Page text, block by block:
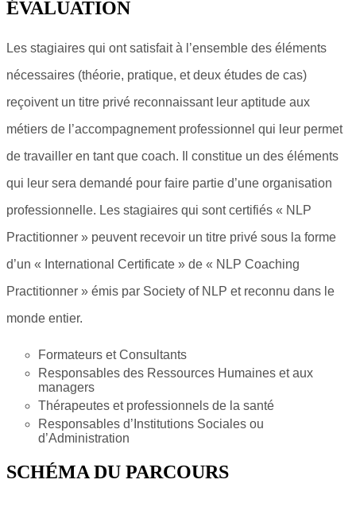
ÉVALUATION
Les stagiaires qui ont satisfait à l’ensemble des éléments
nécessaires (théorie, pratique, et deux études de cas)
reçoivent un titre privé reconnaissant leur aptitude aux
métiers de l’accompagnement professionnel qui leur permet
de travailler en tant que coach. Il constitue un des éléments
qui leur sera demandé pour faire partie d’une organisation
professionnelle. Les stagiaires qui sont certifiés « NLP
Practitionner » peuvent recevoir un titre privé sous la forme
d’un « International Certificate » de « NLP Coaching
Practitionner » émis par Society of NLP et reconnu dans le
monde entier.
Formateurs et Consultants
Responsables des Ressources Humaines et aux
managers
Thérapeutes et professionnels de la santé
Responsables d’Institutions Sociales ou
d’Administration
SCHÉMA DU PARCOURS